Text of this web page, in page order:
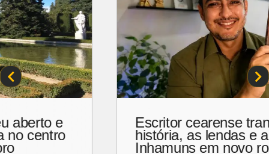
Dia dos Pais ganha manhã de
música, encontros e bem-estar em